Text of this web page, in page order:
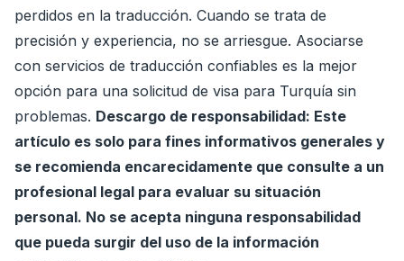
perdidos en la traducción. Cuando se trata de
precisión y experiencia, no se arriesgue. Asociarse
con servicios de traducción confiables es la mejor
opción para una solicitud de visa para Turquía sin
problemas. Descargo de responsabilidad: Este
artículo es solo para fines informativos generales y
se recomienda encarecidamente que consulte a un
profesional legal para evaluar su situación
personal. No se acepta ninguna responsabilidad
que pueda surgir del uso de la información